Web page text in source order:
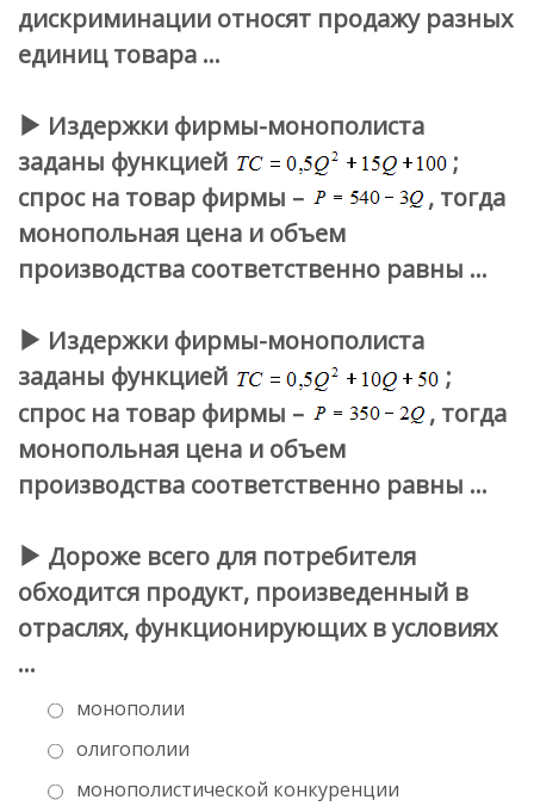
дискриминации относят продажу разных
единиц товара …
Издержки фирмы-монополиста
заданы функцией
;
спрос на товар фирмы –
, тогда
монопольная цена и объем
производства соответственно равны …
Издержки фирмы-монополиста
заданы функцией
;
спрос на товар фирмы –
, тогда
монопольная цена и объем
производства соответственно равны …
Дороже всего для потребителя
обходится продукт, произведенный в
отраслях, функционирующих в условиях
…
монополии
олигополии
монополистической конкуренции